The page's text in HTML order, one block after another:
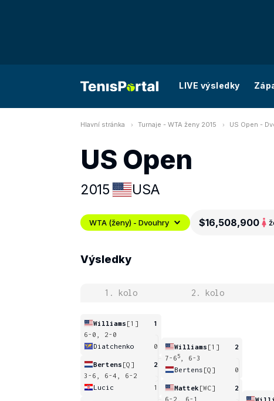
LIVE výsledky
Hlavní stránka Turnaje - WTA ženy 2015 US Open -
US Open
2015 USA
WTA (ženy) - Dvouhry $16,508,900
Výsledky
1. kolo 2. kolo
Williams [1]
1
6-0, 2-0
Diatchenko
0
Bertens [Q]
2
3-6, 6-4, 6-2
Lucic
1
Williams [1]
2
7-6 5
, 6-3
Bertens [Q] 0
Mattek [WC]
2
6-2, 6-1